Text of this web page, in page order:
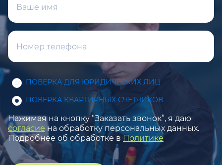
ПОВЕРКА ДЛЯ ЮРИДИЧЕСКИХ ЛИЦ
ПОВЕРКА КВАРТИРНЫХ СЧЕТЧИКОВ
Нажимая на кнопку “Заказать звонок”, я даю
согласие на обработку персональных данных.
Подробнее об обработке в Политике